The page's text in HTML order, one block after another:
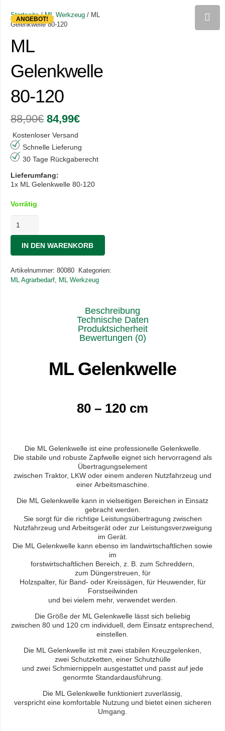
ANGEBOT!
Startseite/ML Werkzeug / ML
Gelenkwelle 80-120
ML
Gelenkwelle
80-120
88,90€ Ursprünglicher
Preis
war:
88,90€
84,99€Aktueller
84,99€.
Kostenloser Versand
Schnelle Lieferung
30 Tage Rückgaberecht
Lieferumfang:
1x ML Gelenkwelle 80-120
Vorrätig
Gelenkwelle
80-
Menge
IN DEN WARENKORB
Artikelnummer: 80080
Kategorien:
ML Agrarbedarf, ML Werkzeug
Beschreibung
Technische Daten
Produktsicherheit
Bewertungen (0)
ML Gelenkwelle
80 – 120 cm
Die ML Gelenkwelle ist eine professionelle Gelenkwelle.
Die stabile und robuste Zapfwelle eignet sich hervorragend als
Übertragungselement
zwischen Traktor, LKW oder einem anderen Nutzfahrzeug und
einer Arbeitsmaschine.
Die ML Gelenkwelle kann in vielseitigen Bereichen in Einsatz
gebracht werden.
Sie sorgt für die richtige Leistungsübertragung zwischen
Nutzfahrzeug und Arbeitsgerät oder zur Leistungsverzweigung
im Gerät.
Die ML Gelenkwelle kann ebenso im landwirtschaftlichen sowie
im
forstwirtschaftlichen Bereich, z. B. zum Schreddern,
zum Düngerstreuen, für
Holzspalter, für Band- oder Kreissägen, für Heuwender, für
Forstseilwinden
und bei vielem mehr, verwendet werden.
Die Größe der ML Gelenkwelle lässt sich beliebig
zwischen 80 und 120 cm individuell, dem Einsatz entsprechend,
einstellen.
Die ML Gelenkwelle ist mit zwei stabilen Kreuzgelenken,
zwei Schutzketten, einer Schutzhülle
und zwei Schmiernippeln ausgestattet und passt auf jede
genormte Standardausführung.
Die ML Gelenkwelle funktioniert zuverlässig,
verspricht eine komfortable Nutzung und bietet einen sicheren
Umgang.